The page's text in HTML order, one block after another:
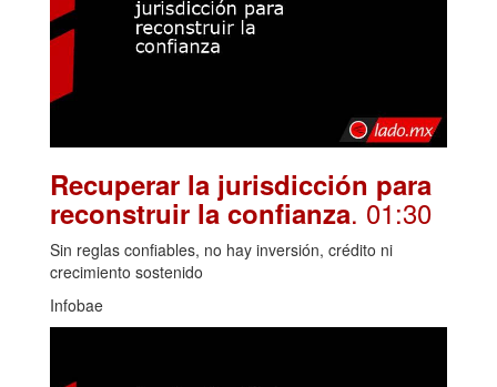
Recuperar la jurisdicción para
reconstruir la confianza. 01:30
Sin reglas confiables, no hay inversión, crédito ni
crecimiento sostenido
Infobae